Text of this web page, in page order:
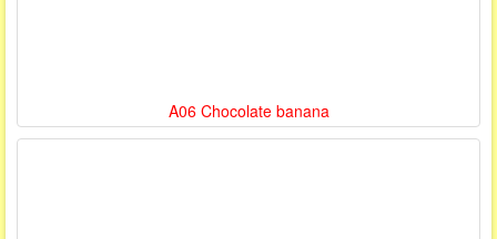
A06 Chocolate banana